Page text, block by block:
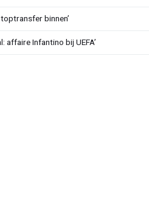
binnen’
affaire Infantino bij UEFA’